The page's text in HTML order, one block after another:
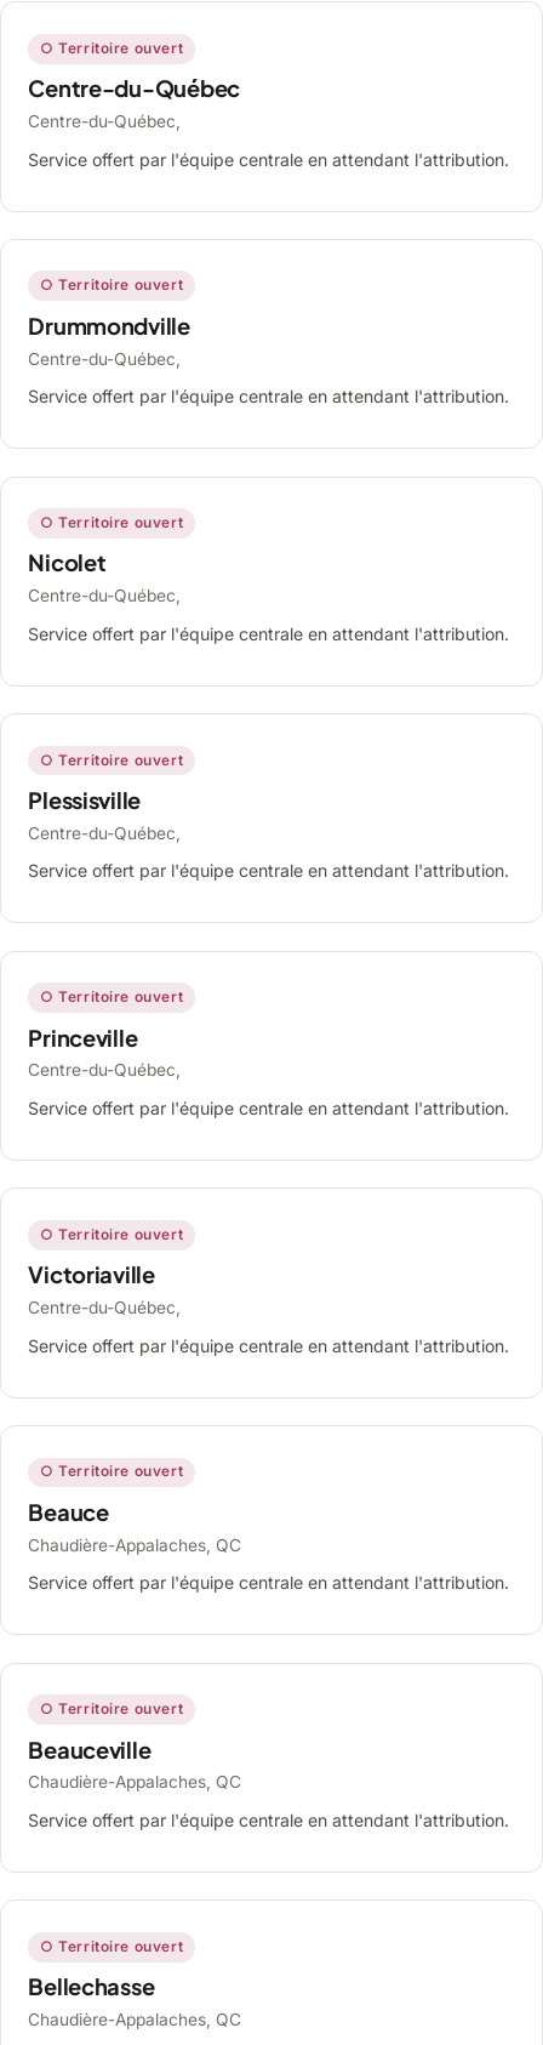
○ Territoire ouvert
Centre-du-Québec
Centre-du-Québec,
Service offert par l'équipe centrale en attendant l'attribution.
○ Territoire ouvert
Drummondville
Centre-du-Québec,
Service offert par l'équipe centrale en attendant l'attribution.
○ Territoire ouvert
Nicolet
Centre-du-Québec,
Service offert par l'équipe centrale en attendant l'attribution.
○ Territoire ouvert
Plessisville
Centre-du-Québec,
Service offert par l'équipe centrale en attendant l'attribution.
○ Territoire ouvert
Princeville
Centre-du-Québec,
Service offert par l'équipe centrale en attendant l'attribution.
○ Territoire ouvert
Victoriaville
Centre-du-Québec,
Service offert par l'équipe centrale en attendant l'attribution.
○ Territoire ouvert
Beauce
Chaudière-Appalaches, QC
Service offert par l'équipe centrale en attendant l'attribution.
○ Territoire ouvert
Beauceville
Chaudière-Appalaches, QC
Service offert par l'équipe centrale en attendant l'attribution.
○ Territoire ouvert
Bellechasse
Chaudière-Appalaches, QC